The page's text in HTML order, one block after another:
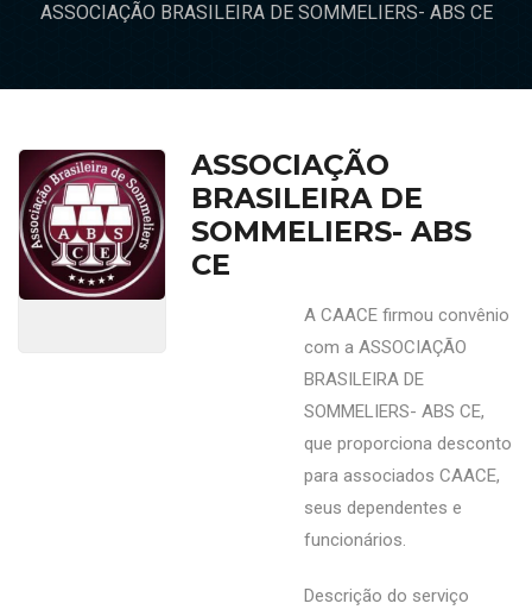
ASSOCIAÇÃO BRASILEIRA DE SOMMELIERS- ABS CE
ASSOCIAÇÃO
BRASILEIRA DE
SOMMELIERS- ABS
CE
A CAACE firmou convênio
com a ASSOCIAÇÃO
BRASILEIRA DE
SOMMELIERS- ABS CE,
que proporciona desconto
para associados CAACE,
seus dependentes e
funcionários.
Descrição do serviço